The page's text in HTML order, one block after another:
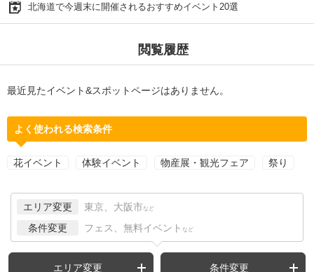
北海道で今週末に開催されるおすすめイベント20選
閲覧履歴
最近見たイベント&スポットページはありません。
よく使われる検索条件
花イベント 体験イベント 物産展・観光フェア 祭り
エリア変更 東京、大阪市 など
条件変更 フェス、無料イベント など
エリア変更 条件変更